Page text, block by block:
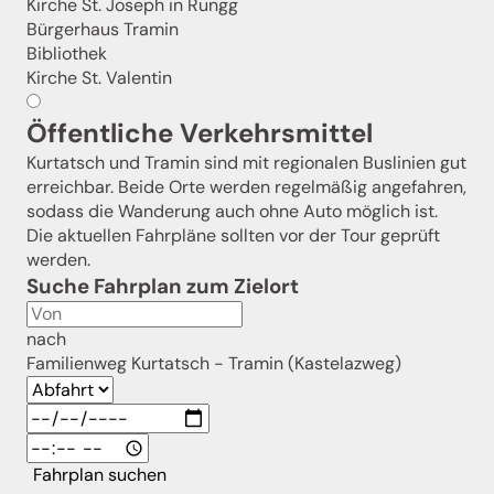
Kirche St. Joseph in Rungg
Bürgerhaus Tramin
Bibliothek
Kirche St. Valentin
Öffentliche Verkehrsmittel
Kurtatsch und Tramin sind mit regionalen Buslinien gut
erreichbar. Beide Orte werden regelmäßig angefahren,
sodass die Wanderung auch ohne Auto möglich ist.
Die aktuellen Fahrpläne sollten vor der Tour geprüft
werden.
Suche Fahrplan zum Zielort
nach
Familienweg Kurtatsch - Tramin (Kastelazweg)
Fahrplan suchen